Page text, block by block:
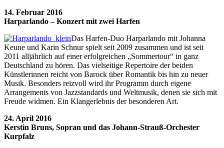
14. Februar 2016
Harparlando – Konzert mit zwei Harfen
Das Harfen-Duo Harparlando mit Johanna
Keune und Karin Schnur spielt seit 2009 zusammen und ist seit
2011 alljährlich auf einer erfolgreichen „Sommertour“ in ganz
Deutschland zu hören. Das vielseitige Repertoire der beiden
Künstlerinnen reicht von Barock über Romantik bis hin zu neuer
Musik. Besonders reizvoll wird ihr Programm durch eigene
Arrangements von Jazzstandards und Weltmusik, denen sie sich mit
Freude widmen. Ein Klangerlebnis der besonderen Art.
24. April 2016
Kerstin Bruns, Sopran und das Johann-Strauß-Orchester
Kurpfalz